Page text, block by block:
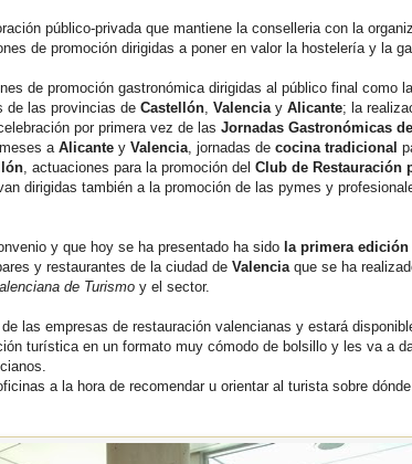
público-privada que mantiene la conselleria con la
de promoción dirigidas a poner en valor la hostelería y la
de promoción gastronómica dirigidas al público final como
de las provincias de Castellón Valencia y Alicante; la
por primera vez de las Jornadas Gastronómicas
a Alicante y Valencia , jornadas de cocina tradicional
, actuaciones para la promoción del Club de Restauración
dirigidas también a la promoción de las pymes y
y que hoy se ha presentado ha sido la primera
y restaurantes de la ciudad de Valencia que se ha
de Turismo y el sector.
las empresas de restauración valencianas y estará
turística en un formato muy cómodo de bolsillo y les va a
a la hora de recomendar u orientar al turista sobre